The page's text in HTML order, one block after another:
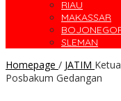
RIAU
MAKASSAR
SLEMAN
Homepage / JATIM
Posbakum Gedangan